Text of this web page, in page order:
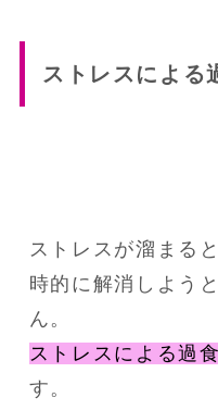
ストレスによる
ストレスが溜まる
時的に解消しよう
ん。
ストレスによる過
す。